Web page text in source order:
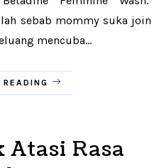
sebab mommy suka join
mencuba...
Rasa